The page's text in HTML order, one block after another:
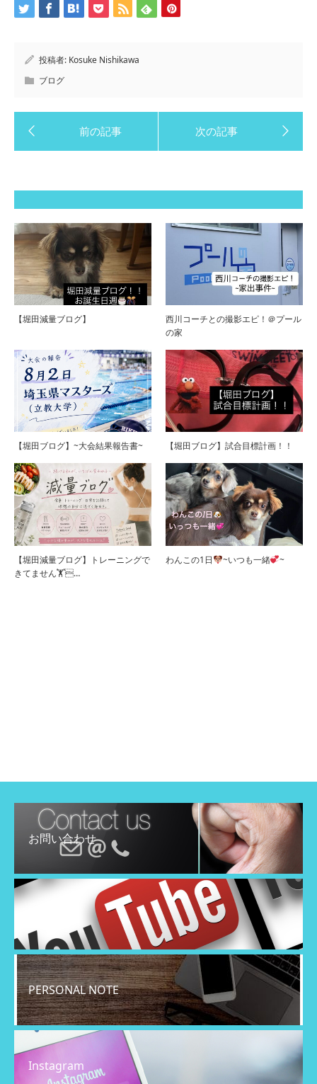
投稿者: Kosuke Nishikawa
ブログ
【堀田減量ブログ】
西川コーチとの撮影エピ！＠プール
の家
【堀田ブログ】~大会結果報告書~ 【堀田ブログ】試合目標計画！！
【堀田減量ブログ】トレーニングで
きてません🏋️‍…
わんこの1日 ~いつも一緒 ~
お問い合わせ
PERSONAL NOTE
Instagram